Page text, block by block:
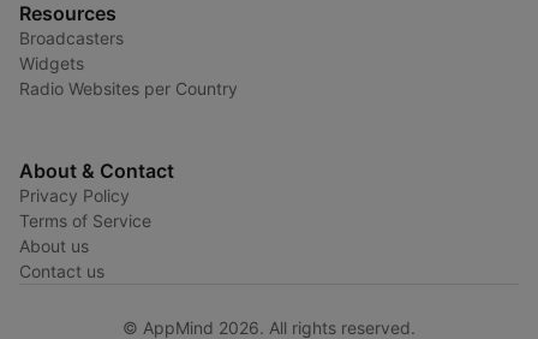
Resources
Broadcasters
Widgets
Radio Websites per Country
About & Contact
Privacy Policy
Terms of Service
About us
Contact us
© AppMind 2026. All rights reserved.